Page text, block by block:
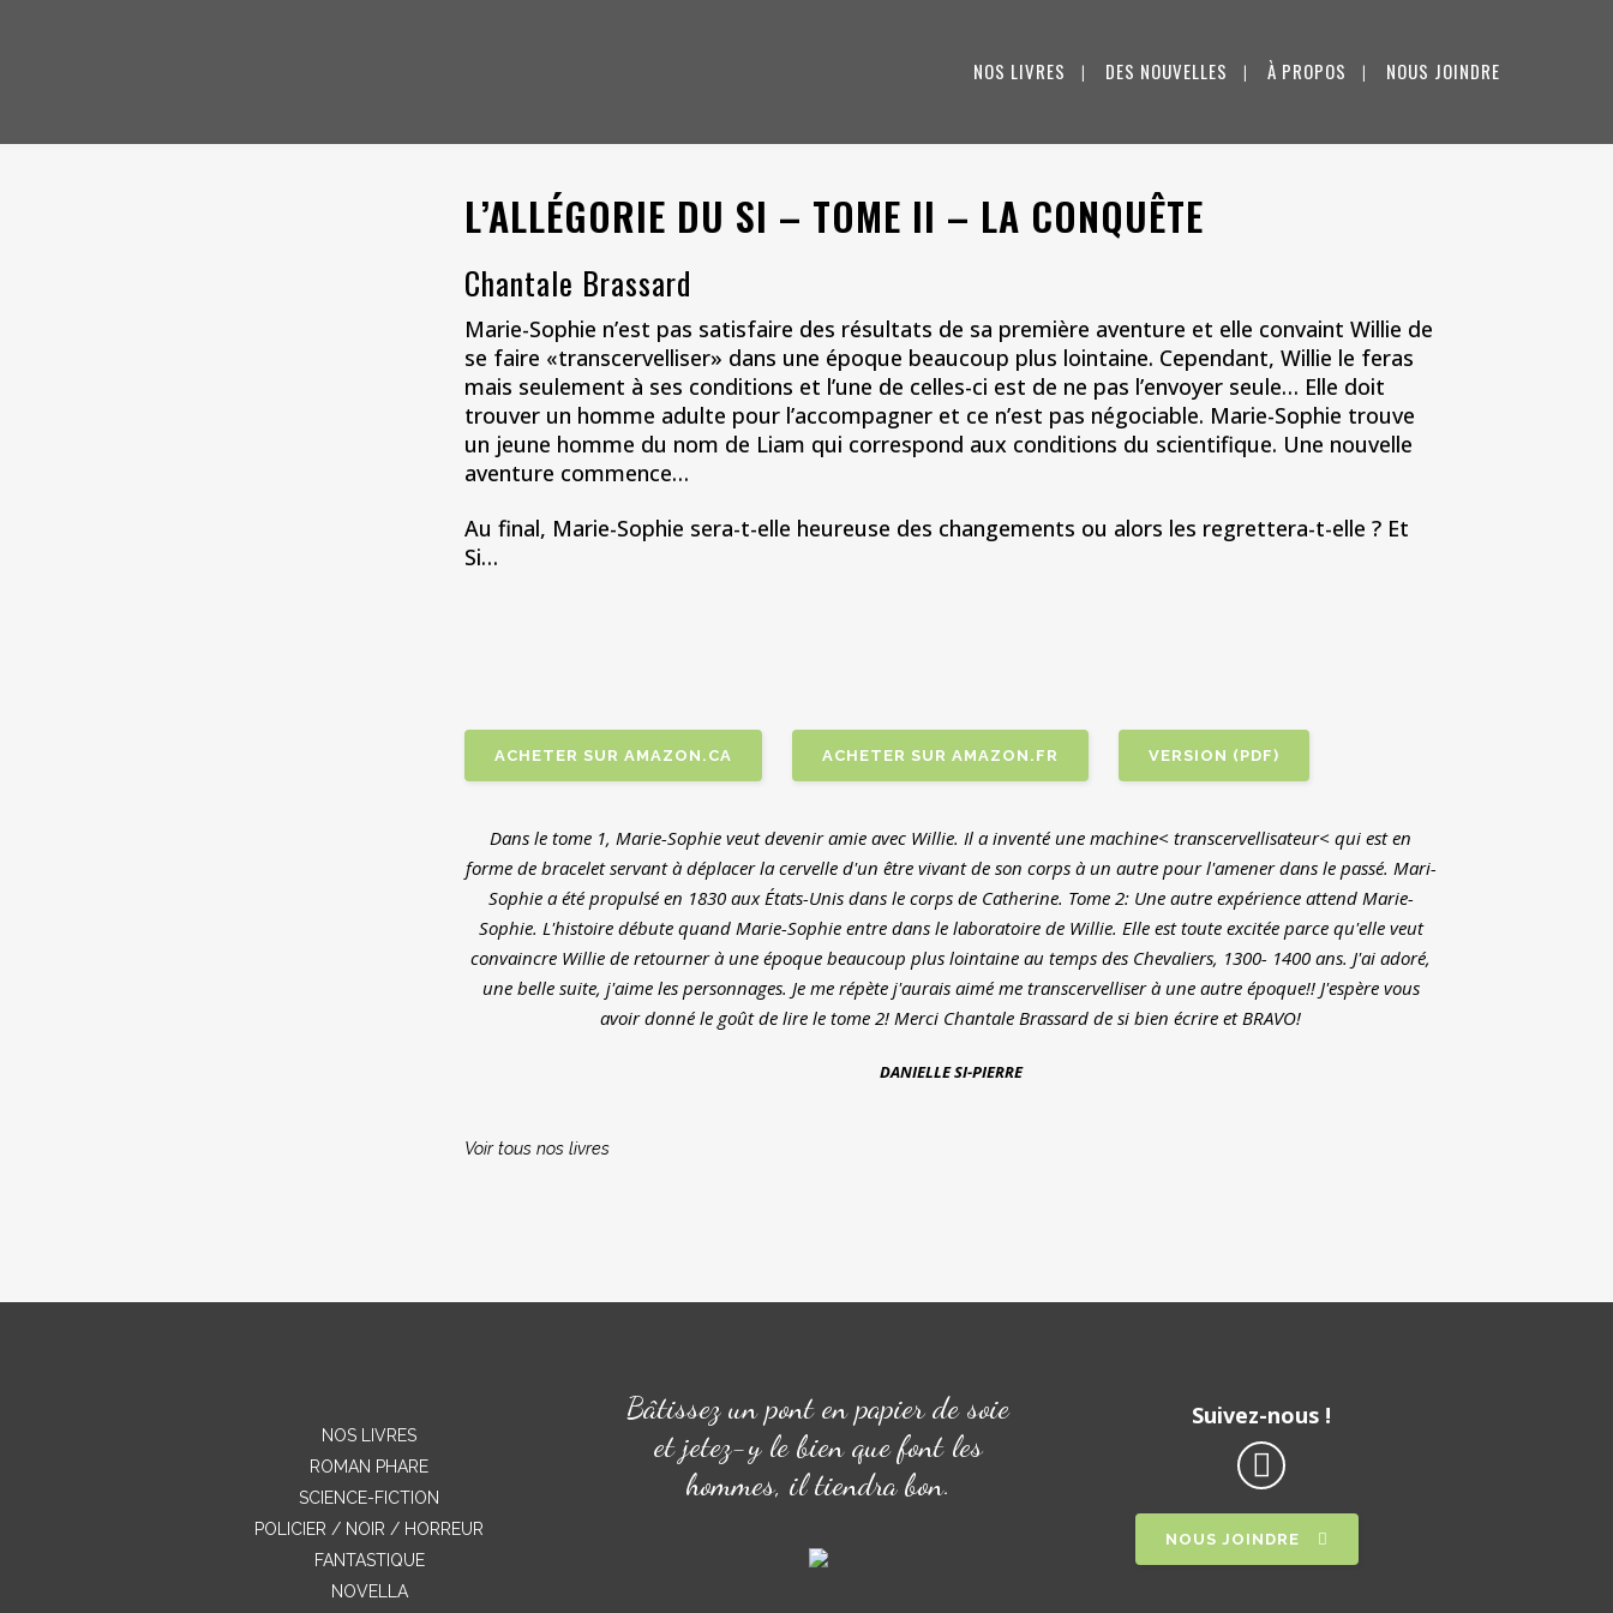
NOS LIVRES DES NOUVELLES À PROPOS NOUS JOINDRE
L’ALLÉGORIE DU SI – TOME II – LA CONQUÊTE
Chantale Brassard
Marie-Sophie n’est pas satisfaire des résultats de sa première aventure et elle convaint Willie de
se faire «transcervelliser» dans une époque beaucoup plus lointaine. Cependant, Willie le feras
mais seulement à ses conditions et l’une de celles-ci est de ne pas l’envoyer seule… Elle doit
trouver un homme adulte pour l’accompagner et ce n’est pas négociable. Marie-Sophie trouve
un jeune homme du nom de Liam qui correspond aux conditions du scientifique. Une nouvelle
aventure commence…
Au final, Marie-Sophie sera-t-elle heureuse des changements ou alors les regrettera-t-elle ? Et
Si…
ACHETER SUR AMAZON.CA ACHETER SUR AMAZON.FR VERSION (PDF)
Dans le tome 1, Marie-Sophie veut devenir amie avec Willie. Il a inventé une machine< transcervellisateur< qui est en
forme de bracelet servant à déplacer la cervelle d'un être vivant de son corps à un autre pour l'amener dans le passé. Mari-
Sophie a été propulsé en 1830 aux États-Unis dans le corps de Catherine. Tome 2: Une autre expérience attend Marie-
Sophie. L'histoire débute quand Marie-Sophie entre dans le laboratoire de Willie. Elle est toute excitée parce qu'elle veut
convaincre Willie de retourner à une époque beaucoup plus lointaine au temps des Chevaliers, 1300- 1400 ans. J'ai adoré,
une belle suite, j'aime les personnages. Je me répète j'aurais aimé me transcervelliser à une autre époque!! J'espère vous
avoir donné le goût de lire le tome 2! Merci Chantale Brassard de si bien écrire et BRAVO!
DANIELLE SI-PIERRE
Voir tous nos livres
NOS LIVRES
ROMAN PHARE
SCIENCE-FICTION
POLICIER / NOIR / HORREUR
FANTASTIQUE
NOVELLA
Bâtissez un pont en papier de soie
et jetez-y le bien que font les
hommes, il tiendra bon.
Suivez-nous !
NOUS JOINDRE